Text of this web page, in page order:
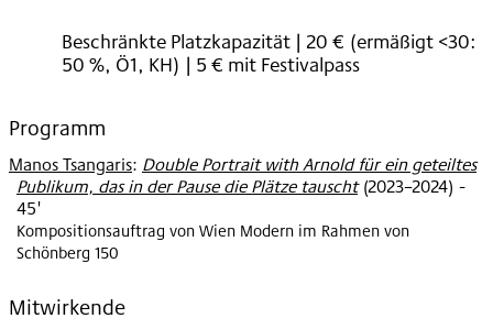
Beschränkte Platzkapazität | 20 € (ermäßigt <30:
50 %, Ö1, KH) | 5 € mit Festivalpass
Programm
Manos Tsangaris: Double Portrait with Arnold für ein geteiltes
Publikum, das in der Pause die Plätze tauscht (2023–2024) -
45'
Kompositionsauftrag von Wien Modern im Rahmen von
Schönberg 150
Mitwirkende